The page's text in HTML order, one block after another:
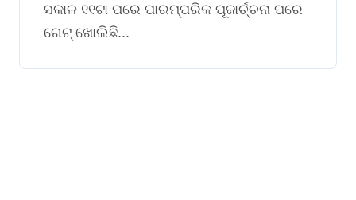
ସକାଳ ୧୧ଟା ପରେ ପାରମ୍ପରିକ ପୂଜାର୍ଚ୍ଚନା ପରେ
ଗେଟ୍‌ ଖୋଲିଛି...